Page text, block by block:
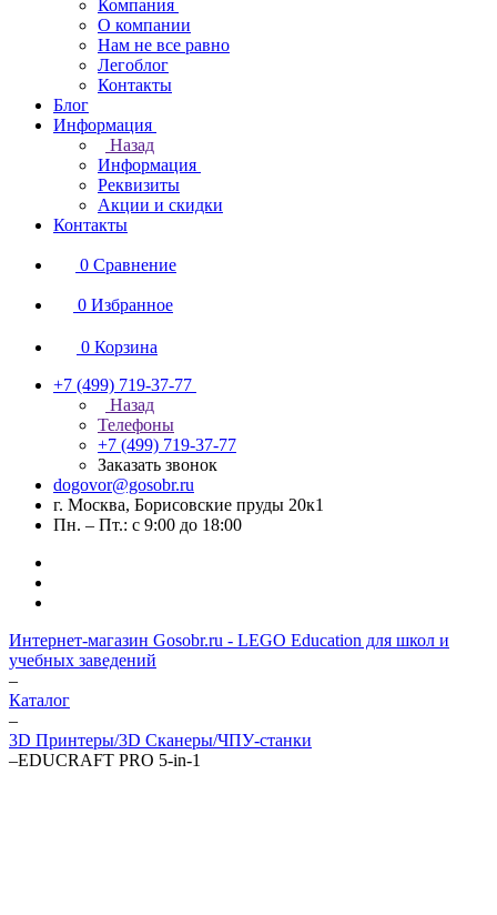
Компания
О компании
Нам не все равно
Легоблог
Контакты
Блог
Информация
Назад
Информация
Реквизиты
Акции и скидки
Контакты
0 Сравнение
0 Избранное
0 Корзина
+7 (499) 719-37-77
Назад
Телефоны
+7 (499) 719-37-77
Заказать звонок
dogovor@gosobr.ru
г. Москва, Борисовские пруды 20к1
Пн. – Пт.: с 9:00 до 18:00
Интернет-магазин Gosobr.ru - LEGO Education для школ и
учебных заведений
–
Каталог
–
3D Принтеры/3D Сканеры/ЧПУ-станки
–EDUCRAFT PRO 5-in-1